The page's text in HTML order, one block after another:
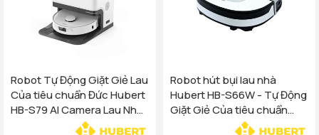
Robot Tự Động Giặt Giẻ Lau
Của tiêu chuẩn Đức Hubert
HB-S79 AI Camera Lau Nhà
Hút Bụi, diệt khuẩn
Robot hút bụi lau nhà
Hubert HB-S66W - Tự Động
Giặt Giẻ Của tiêu chuẩn